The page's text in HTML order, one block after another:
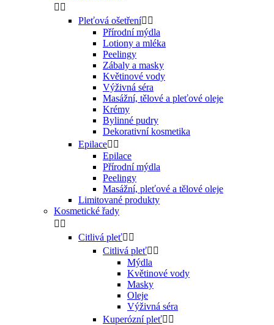
 
Pleťová ošetření 
Přírodní mýdla
Lotiony a mléka
Peelingy
Zábaly a masky
Květinové vody
Výživná séra
Masážní, tělové a pleťové oleje
Krémy
Bylinné pudry
Dekorativní kosmetika
Epilace 
Epilace
Přírodní mýdla
Peelingy
Masážní, pleťové a tělové oleje
Limitované produkty
Kosmetické řady
 
Citlivá pleť 
Citlivá pleť 
Mýdla
Květinové vody
Masky
Oleje
Výživná séra
Kuperózní pleť 